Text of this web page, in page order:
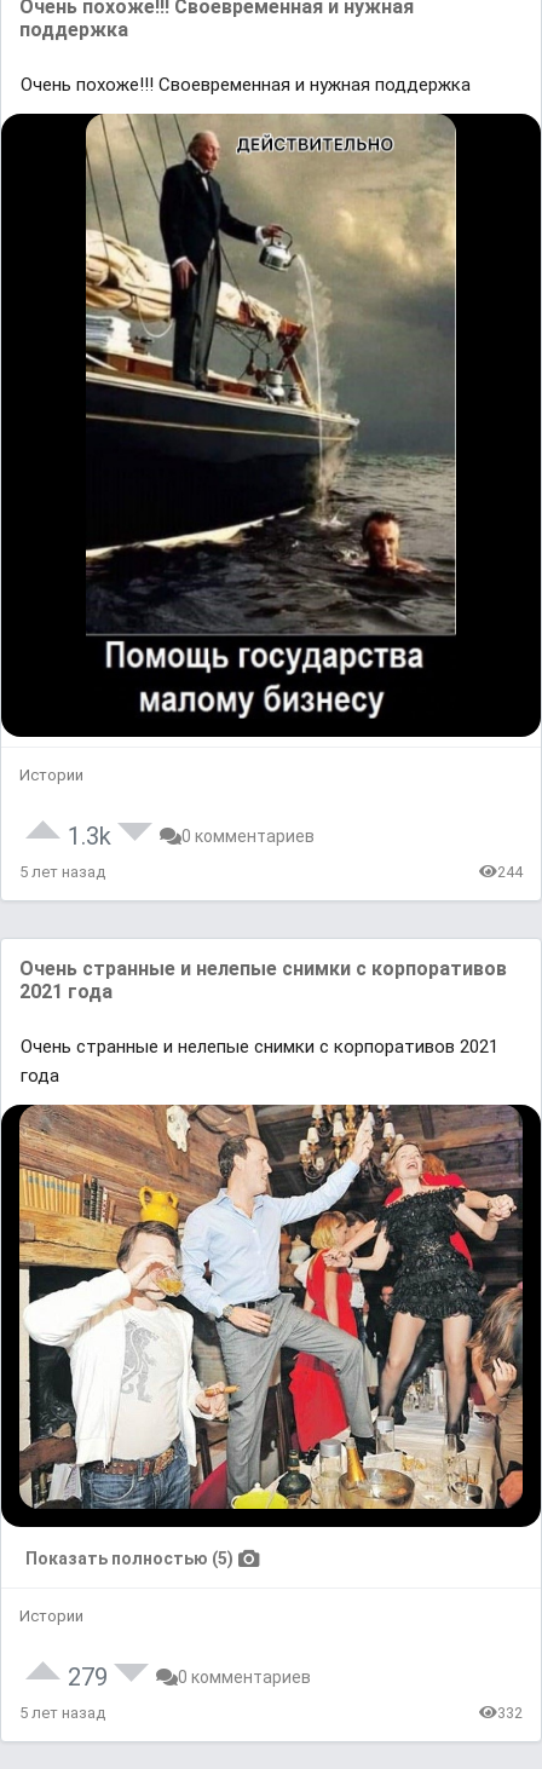
Очень похоже!!! Своевременная и нужная
поддержка
Очень похоже!!! Своевременная и нужная поддержка
Истории
1.3k 0 комментариев
5 лет назад 244
Очень странные и нелепые снимки с корпоративов
2021 года
Очень странные и нелепые снимки с корпоративов 2021
года
Показать полностью (5)
Истории
279 0 комментариев
5 лет назад 332